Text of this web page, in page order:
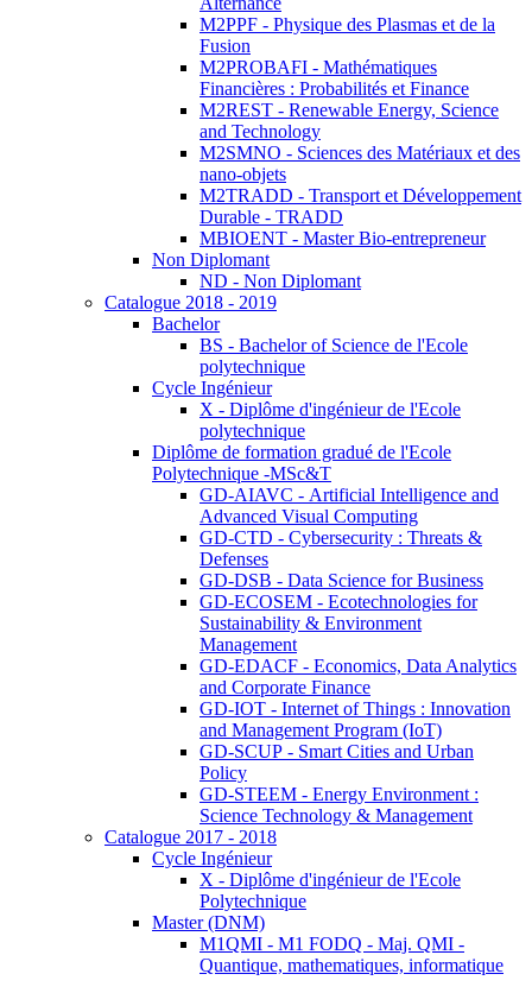
M2PPF - Physique des Plasmas et de la
Fusion
M2PROBAFI - Mathématiques
Financières : Probabilités et Finance
M2REST - Renewable Energy, Science
and Technology
M2SMNO - Sciences des Matériaux et des
nano-objets
M2TRADD - Transport et Développement
Durable - TRADD
MBIOENT - Master Bio-entrepreneur
Non Diplomant
ND - Non Diplomant
Catalogue 2018 - 2019
Bachelor
BS - Bachelor of Science de l'Ecole
polytechnique
Cycle Ingénieur
X - Diplôme d'ingénieur de l'Ecole
polytechnique
Diplôme de formation gradué de l'Ecole
Polytechnique -MSc&T
GD-AIAVC - Artificial Intelligence and
Advanced Visual Computing
GD-CTD - Cybersecurity : Threats &
Defenses
GD-DSB - Data Science for Business
GD-ECOSEM - Ecotechnologies for
Sustainability & Environment
Management
GD-EDACF - Economics, Data Analytics
and Corporate Finance
GD-IOT - Internet of Things : Innovation
and Management Program (IoT)
GD-SCUP - Smart Cities and Urban
Policy
GD-STEEM - Energy Environment :
Science Technology & Management
Catalogue 2017 - 2018
Cycle Ingénieur
X - Diplôme d'ingénieur de l'Ecole
Polytechnique
Master (DNM)
M1QMI - M1 FODQ - Maj. QMI -
Quantique, mathematiques, informatique